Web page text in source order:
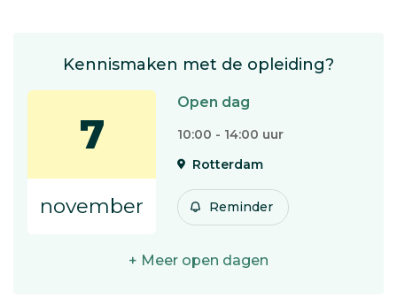
Kennismaken met de opleiding?
7
november
Open dag
10:00 - 14:00 uur
Rotterdam
Reminder
+ Meer open dagen